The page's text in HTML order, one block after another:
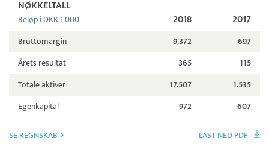
NØKKELTALL
Beløp i DKK 1 000 2018 2017
Bruttomargin 9.372
697
Årets resultat
365
115
Totale aktiver
17.507
1.535
Egenkapital
972 607
SE REGNSKAB LAST NED PDF